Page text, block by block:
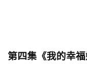
第四集《我的幸